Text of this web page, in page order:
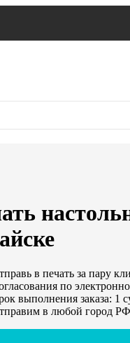
в печать за пару
по
выполнения заказа: 1
в любой город